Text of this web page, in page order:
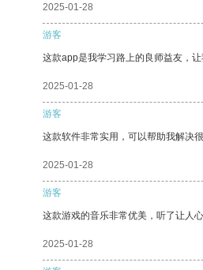
2025-01-28
游客
这款app是我学习路上的良师益友，
2025-01-28
游客
这款软件非常实用，可以帮助我解决很
2025-01-28
游客
这款游戏的音乐非常优美，听了让人心
2025-01-28